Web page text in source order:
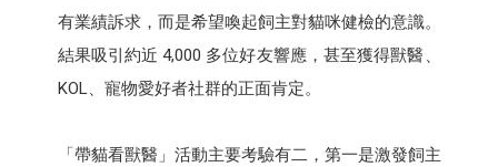
有業績訴求，而是希望喚起飼主對貓咪健檢的意識。
結果吸引約近 4,000 多位好友響應，甚至獲得獸醫、
KOL、寵物愛好者社群的正面肯定。
「帶貓看獸醫」活動主要考驗有二，第一是激發飼主